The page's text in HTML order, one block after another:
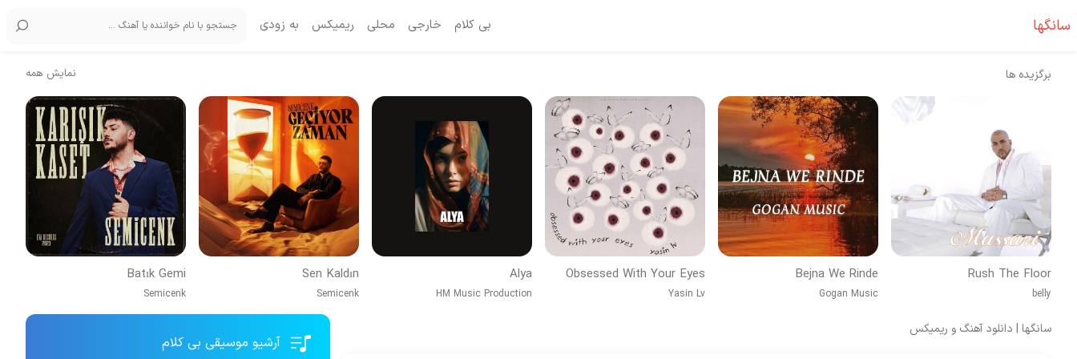
سانگها بی کلام خارجی محلی ریمیکس به زودی
برگزیده ها نمایش همه
Rush The Floor
belly
Bejna We Rinde
Gogan Music
Obsessed With Your Eyes
Yasin Lv
Alya
HM Music Production
Sen Kaldın
Semicenk
Batık Gemi
Semicenk
سانگها | دانلود آهنگ و ریمیکس
آرشیو موسیقی بی کلام